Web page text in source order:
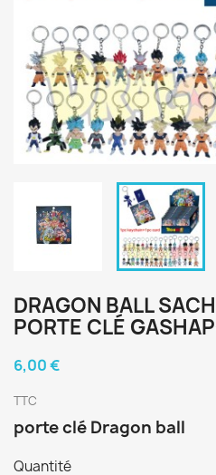
DRAGON BALL
PORTE CLÉ
6,00 €
TTC
porte clé Dragon ball
Quantité